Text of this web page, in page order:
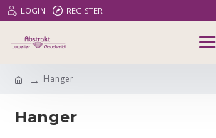
LOGIN REGISTER
Hanger
Hanger